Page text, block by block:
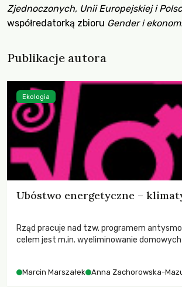
Zjednoczonych, Unii Europejskiej i
współredatorką zbioru Gender i
Publikacje autora
Ubóstwo energetyczne –
Rząd pracuje nad tzw. programem
celem jest m.in. wyeliminowanie
wprowadzanie tych programów. Lokalne
Marcin Marszałek Anna Zachorowska-
Ekologia